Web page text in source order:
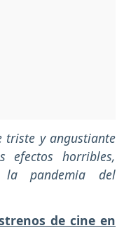
triste y angustiante
horribles,
pandemia del
de cine en